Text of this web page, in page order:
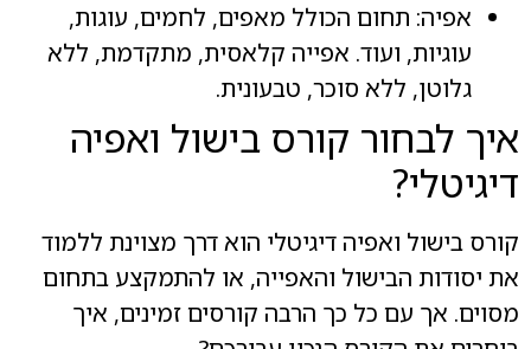
אפיה: תחום הכולל מאפים, לחמים, עוגות,
עוגיות, ועוד. אפייה קלאסית, מתקדמת, ללא
גלוטן, ללא סוכר, טבעונית.
איך לבחור קורס בישול ואפיה
דיגיטלי?
קורס בישול ואפיה דיגיטלי הוא דרך מצוינת ללמוד
את יסודות הבישול והאפייה, או להתמקצע בתחום
מסוים. אך עם כל כך הרבה קורסים זמינים, איך